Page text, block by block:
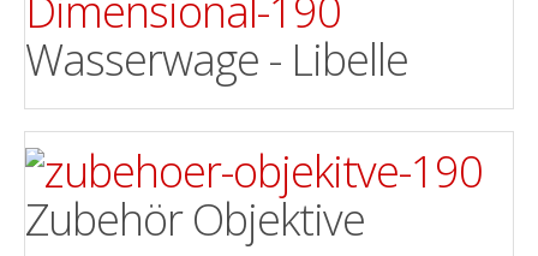
Wasserwage - Libelle
Zubehör Objektive